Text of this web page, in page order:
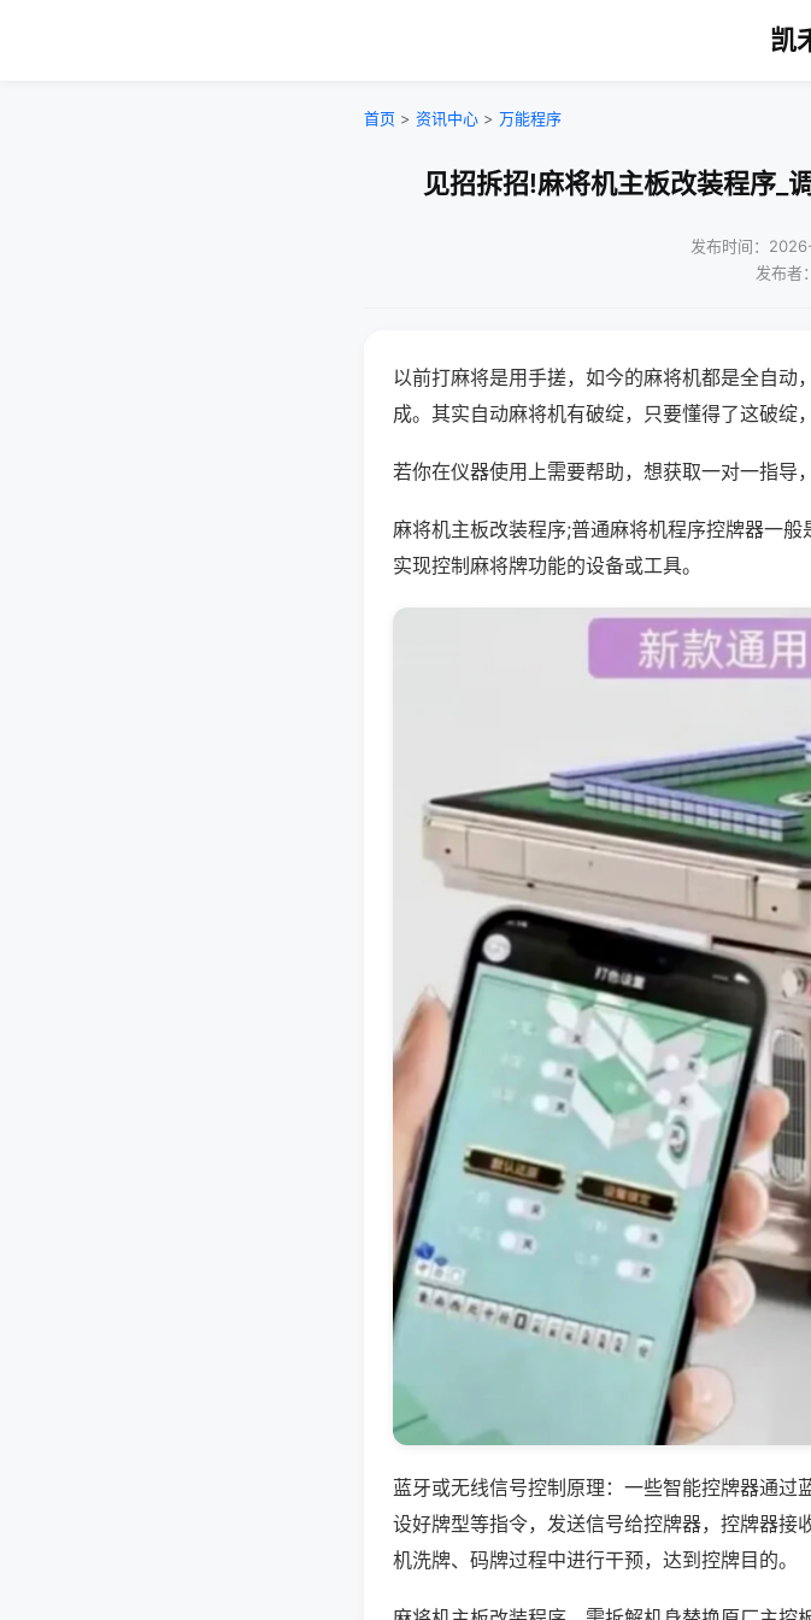
凯
首页 > 资讯中心 > 万能程序
见招拆招!麻将机主板改装程序_
发布时间：
发布者
以前打麻将是用手搓，如今的麻将机都是全自
成。其实自动麻将机有破绽，只要懂得了这破绽
若你在仪器使用上需要帮助，想获取一对一指导
麻将机主板改装程序;普通麻将机程序控牌器一
实现控制麻将牌功能的设备或工具。
蓝牙或无线信号控制原理：一些智能控牌器通
设好牌型等指令，发送信号给控牌器，控牌器
机洗牌、码牌过程中进行干预，达到控牌目的。